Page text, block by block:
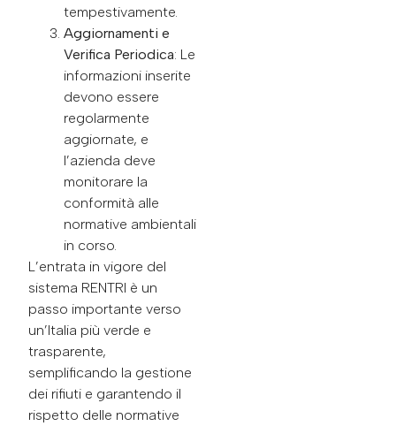
tempestivamente.
Aggiornamenti e
Verifica Periodica: Le
informazioni inserite
devono essere
regolarmente
aggiornate, e
l’azienda deve
monitorare la
conformità alle
normative ambientali
in corso.
L’entrata in vigore del
sistema RENTRI è un
passo importante verso
un’Italia più verde e
trasparente,
semplificando la gestione
dei rifiuti e garantendo il
rispetto delle normative